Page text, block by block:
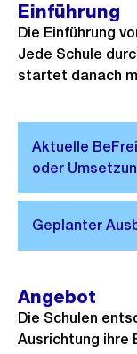
Einführung
Die Einführung
Jede Schule
startet danach
Angebot
Die Schulen
Ausrichtung ihre